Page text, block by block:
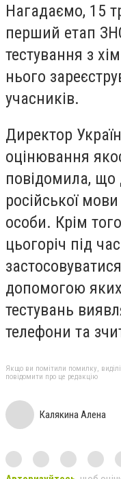
Нагадаємо, 15
перший етап
тестування з
нього
учасників.
Директор
оцінювання
повідомила, що
російської
особи. Крім
цьогоріч під
допомогою
тестувань
телефони та
Якщо ви помітили помилку,
повідомити про це редакцію
Калякина Алена